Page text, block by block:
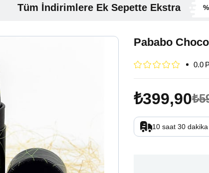
Tüm İndirimlere Ek Sepette Ekstra
Pababo
0.0
₺399,90
10 saat30